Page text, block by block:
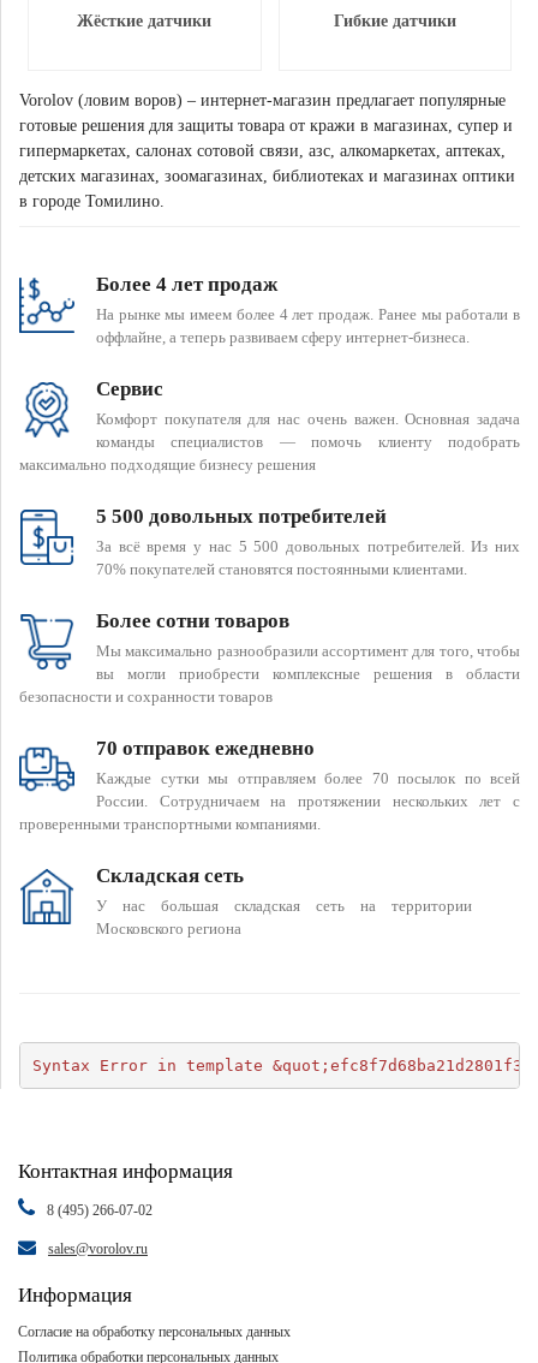
Жёсткие датчики Гибкие датчики
Vorolov (ловим воров) – интернет-магазин предлагает популярные
готовые решения для защиты товара от кражи в магазинах, супер и
гипермаркетах, салонах сотовой связи, азс, алкомаркетах, аптеках,
детских магазинах, зоомагазинах, библиотеках и магазинах оптики
в городе Томилино.
Более 4 лет продаж
На рынке мы имеем более 4 лет продаж. Ранее мы работали в
оффлайне, а теперь развиваем сферу интернет-бизнеса.
Сервис
Комфорт покупателя для нас очень важен. Основная задача
команды специалистов — помочь клиенту подобрать
максимально подходящие бизнесу решения
5 500 довольных потребителей
За всё время у нас 5 500 довольных потребителей. Из них
70% покупателей становятся постоянными клиентами.
Более сотни товаров
Мы максимально разнообразили ассортимент для того, чтобы
вы могли приобрести комплексные решения в области
безопасности и сохранности товаров
70 отправок ежедневно
Каждые сутки мы отправляем более 70 посылок по всей
России. Сотрудничаем на протяжении нескольких лет с
проверенными транспортными компаниями.
Складская сеть
У нас большая складская сеть на территории
Московского региона
Syntax Error in template
Контактная информация
8 (495) 266-07-02
sales@vorolov.ru
Информация
Согласие на обработку персональных данных
Политика обработки персональных данных